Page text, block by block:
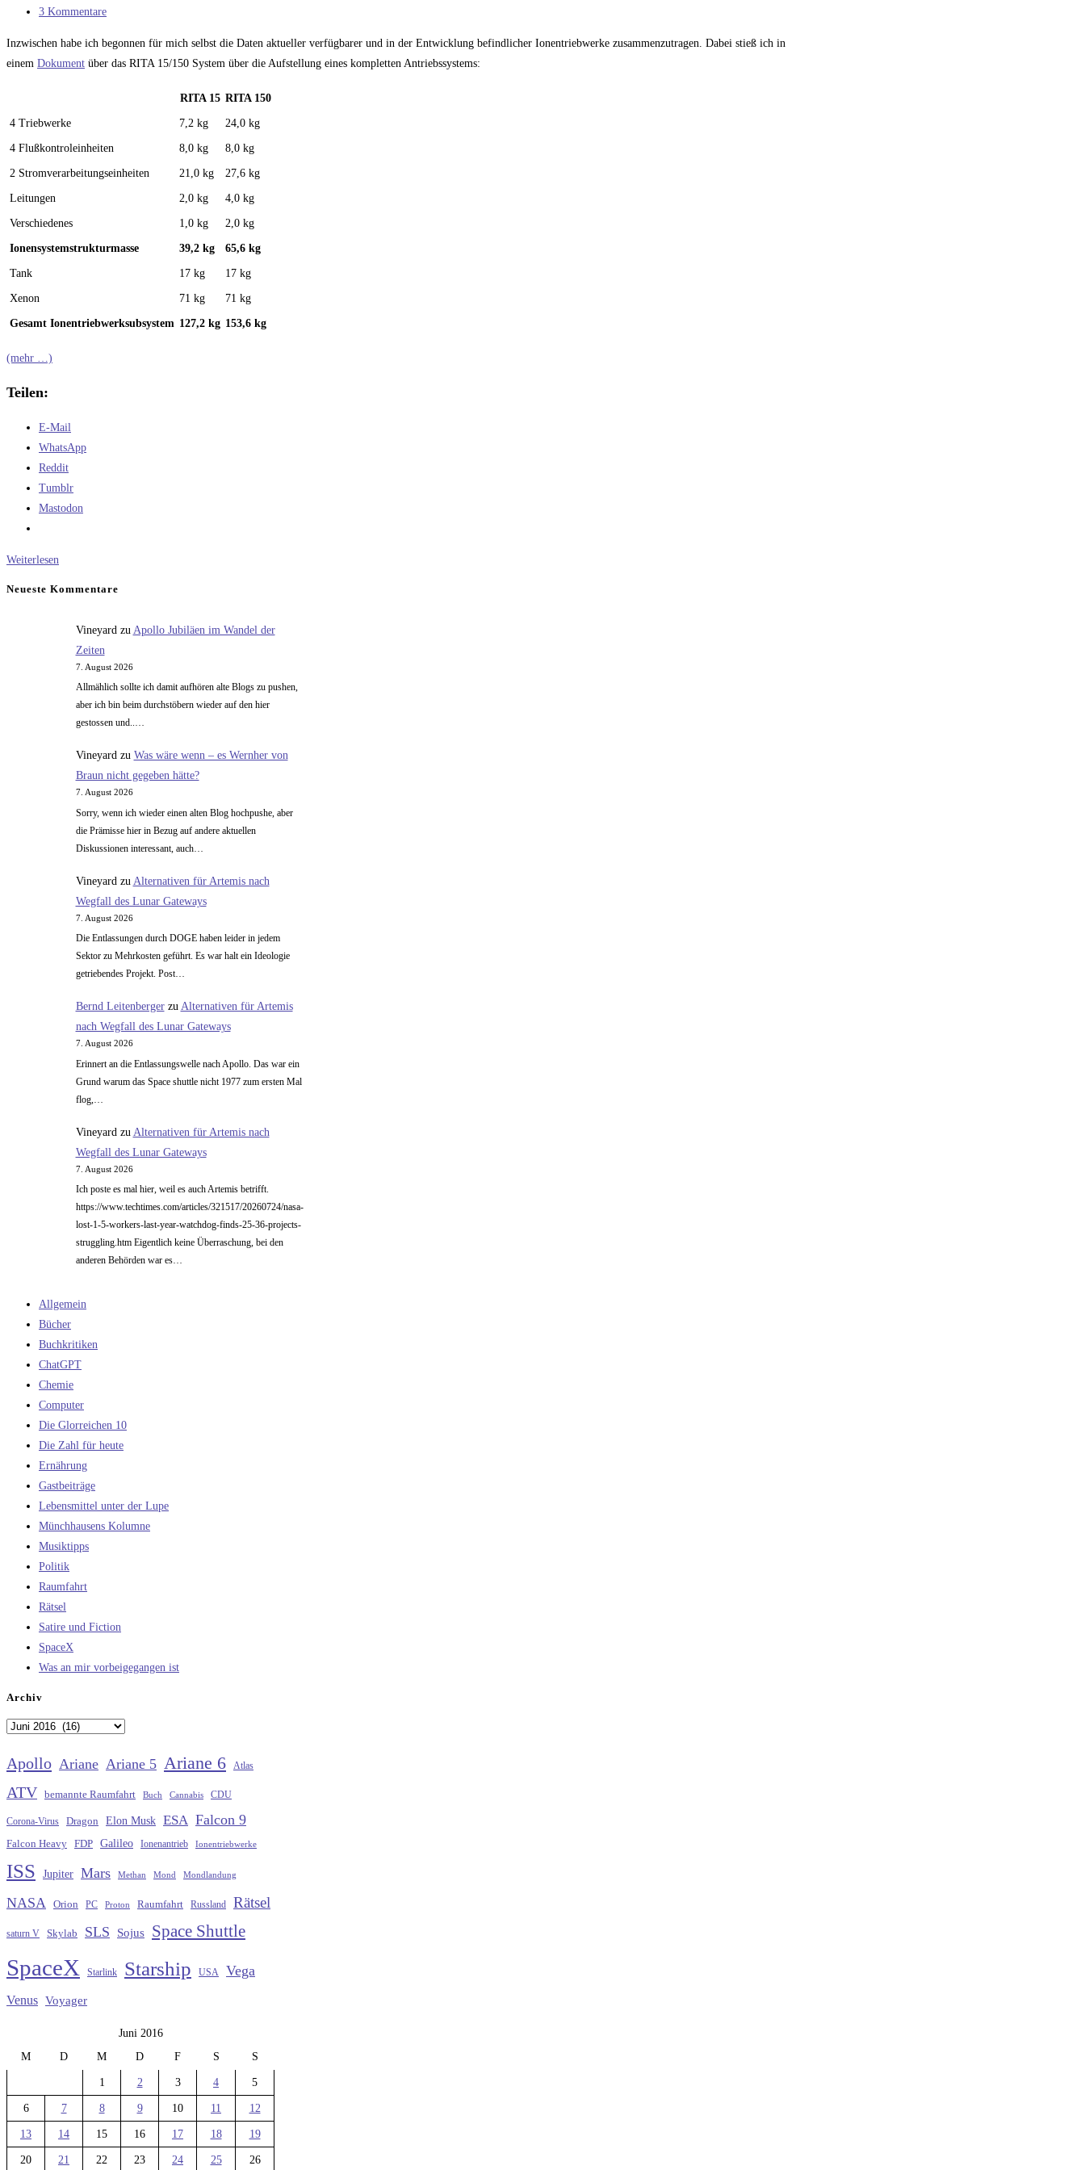
Kategorie:
Beitrags-
3 Kommentare
Inzwischen habe ich begonnen für mich selbst die Daten aktueller verfügbarer und in der Entwicklung befindlicher Ionentriebwerke zusammenzutragen. Dabei stieß ich in
einem Dokument über das RITA 15/150 System über die Aufstellung eines kompletten Antriebssystems:
RITA 15 RITA 150
4 Triebwerke 7,2 kg 24,0 kg
4 Flußkontroleinheiten 8,0 kg 8,0 kg
2 Stromverarbeitungseinheiten 21,0 kg 27,6 kg
Leitungen 2,0 kg 4,0 kg
Verschiedenes 1,0 kg 2,0 kg
Ionensystemstrukturmasse 39,2 kg 65,6 kg
Tank 17 kg 17 kg
Xenon 71 kg 71 kg
Gesamt Ionentriebwerksubsystem 127,2 kg 153,6 kg
(mehr …)
Teilen:
E-Mail
WhatsApp
Reddit
Tumblr
Mastodon
Weiterlesen
Vergleich
Neueste Kommentare
Vineyard zu Apollo Jubiläen im Wandel der
Zeiten
7. August 2026
Allmählich sollte ich damit aufhören alte Blogs zu pushen,
aber ich bin beim durchstöbern wieder auf den hier
gestossen und..…
Vineyardzu Was wäre wenn – es Wernher von
Braun nicht gegeben hätte?
7. August 2026
Sorry, wenn ich wieder einen alten Blog hochpushe, aber
die Prämisse hier in Bezug auf andere aktuellen
Diskussionen interessant, auch…
Vineyard zu Alternativen für Artemis nach
Wegfall des Lunar Gateways
7. August 2026
Die Entlassungen durch DOGE haben leider in jedem
Sektor zu Mehrkosten geführt. Es war halt ein Ideologie
getriebendes Projekt. Post…
Bernd Leitenbergerzu Alternativen für Artemis
nach Wegfall des Lunar Gateways
7. August 2026
Erinnert an die Entlassungswelle nach Apollo. Das war ein
Grund warum das Space shuttle nicht 1977 zum ersten Mal
flog,…
Vineyard zu Alternativen für Artemis nach
Wegfall des Lunar Gateways
7. August 2026
Ich poste es mal hier, weil es auch Artemis betrifft.
https://www.techtimes.com/articles/321517/20260724/nasa-
lost-1-5-workers-last-year-watchdog-finds-25-36-projects-
struggling.htm Eigentlich keine Überraschung, bei den
anderen Behörden war es…
Allgemein
Bücher
Buchkritiken
ChatGPT
Chemie
Computer
Die Glorreichen 10
Die Zahl für heute
Ernährung
Gastbeiträge
Lebensmittel unter der Lupe
Münchhausens Kolumne
Musiktipps
Politik
Raumfahrt
Rätsel
Satire und Fiction
SpaceX
Was an mir vorbeigegangen ist
Archiv
Archiv
Apollo Ariane Ariane 5 Ariane 6 Atlas
ATV bemannte Raumfahrt Buch Cannabis CDU
Corona-Virus Dragon Elon Musk ESA Falcon 9
Falcon Heavy FDP Galileo Ionenantrieb Ionentriebwerke
ISS Jupiter Mars Methan Mond Mondlandung
NASA Orion PC Proton Raumfahrt Russland Rätsel
saturn V Skylab SLS Sojus Space Shuttle
SpaceX Starlink Starship USA Vega
Venus Voyager
Juni 2016
M
D M D F S S
1 2 3 4 5
6 7 8 9 10 11 12
13 14 15 16 17 18 19
20 21 22 23 24 25 26